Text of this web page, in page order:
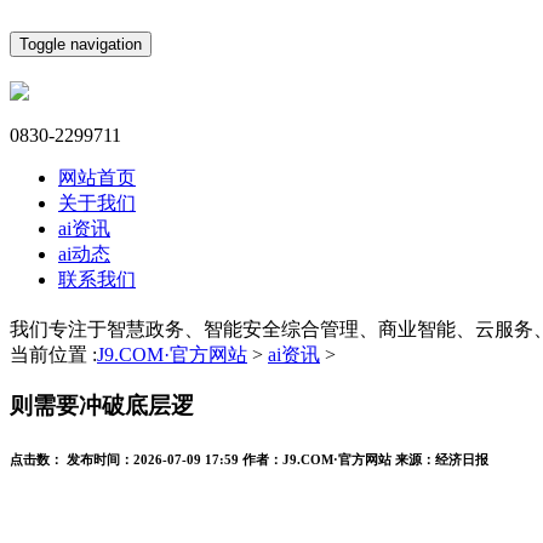
Toggle navigation
0830-2299711
网站首页
关于我们
ai资讯
ai动态
联系我们
我们专注于智慧政务、智能安全综合管理、商业智能、云服务
当前位置 :J9.COM·官方网站 > ai资讯 >
则需要冲破底层逻
点击数： 发布时间： 2026-07-09 17:59 作者： J9.COM·官方网站 来源： 经济日报